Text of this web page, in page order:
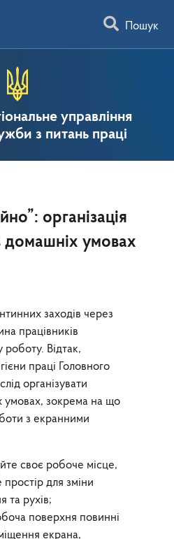
Пошук
управління
з питань праці
організація
домашніх умовах
заходів через
працівників
Відтак,
праці Головного
організувати
умовах, зокрема на що
з екранними
своє робоче місце,
для зміни
та рухів;
поверхня повинні
екрана,